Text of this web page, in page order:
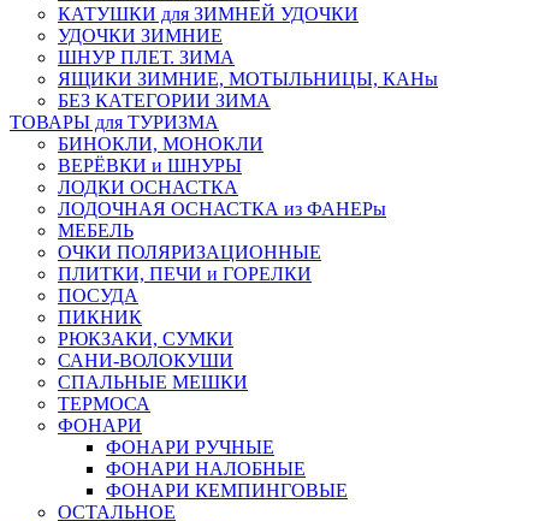
КАТУШКИ для ЗИМНЕЙ УДОЧКИ
УДОЧКИ ЗИМНИЕ
ШНУР ПЛЕТ. ЗИМА
ЯЩИКИ ЗИМНИЕ, МОТЫЛЬНИЦЫ, КАНы
БЕЗ КАТЕГОРИИ ЗИМА
ТОВАРЫ для ТУРИЗМА
БИНОКЛИ, МОНОКЛИ
ВЕРЁВКИ и ШНУРЫ
ЛОДКИ ОСНАСТКА
ЛОДОЧНАЯ ОСНАСТКА из ФАНЕРы
МЕБЕЛЬ
ОЧКИ ПОЛЯРИЗАЦИОННЫЕ
ПЛИТКИ, ПЕЧИ и ГОРЕЛКИ
ПОСУДА
ПИКНИК
РЮКЗАКИ, СУМКИ
САНИ-ВОЛОКУШИ
СПАЛЬНЫЕ МЕШКИ
ТЕРМОСА
ФОНАРИ
ФОНАРИ РУЧНЫЕ
ФОНАРИ НАЛОБНЫЕ
ФОНАРИ КЕМПИНГОВЫЕ
ОСТАЛЬНОЕ